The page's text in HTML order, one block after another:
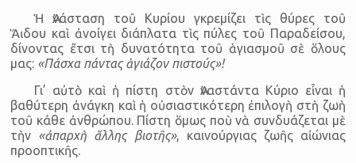
Ἡ Ἀνάσταση τοῦ Κυρίου γκρεμίζει τὶς θύρες τοῦ
ᾍδου καὶ ἀνοίγει διάπλατα τὶς πύλες τοῦ Παραδείσου,
δίνοντας ἔτσι τὴ δυνατότητα τοῦ ἁγιασμοῦ σὲ ὅλους
μας: «Πάσχα πάντας ἁγιάζον πιστούς»!
Γι’ αὐτὸ καὶ ἡ πίστη στὸν Ἀναστάντα Κύριο εἶναι ἡ
βαθύτερη ἀνάγκη καὶ ἡ οὐσιαστικότερη ἐπιλογὴ στὴ ζωὴ
τοῦ κάθε ἀνθρώπου. Πίστη ὅμως ποὺ νὰ συνδυάζεται μὲ
τὴν «ἀπαρχὴ ἄλλης βιοτῆς», καινούργιας ζωῆς αἰώνιας
προοπτικῆς.